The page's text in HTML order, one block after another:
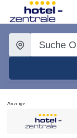
Anzeige